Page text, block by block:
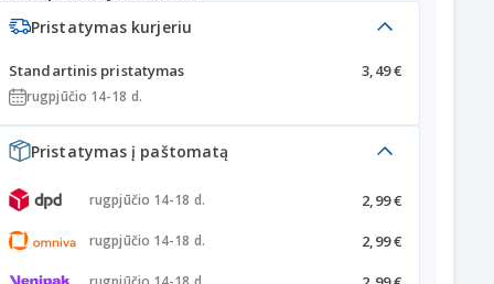
Pristatymas kurjeriu
Standartinis pristatymas 3,49 €
rugpjūčio 14-18 d.
Pristatymas į paštomatą
rugpjūčio 14-18 d. 2,99 €
rugpjūčio 14-18 d. 2,99 €